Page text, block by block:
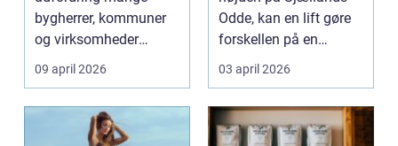
bygherrer, kommuner
og virksomheder
møder, når gamle
industrig...
09 april 2026
Odde, kan en lift gøre
forskellen på en
besværlig og en ov...
03 april 2026